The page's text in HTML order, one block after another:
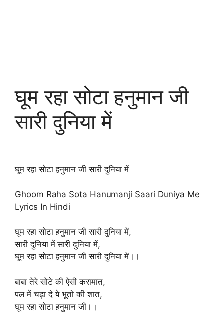
घूम रहा सोटा हनुमान जी
सारी दुनिया में
घूम रहा सोटा हनुमान जी सारी दुनिया में
Ghoom Raha Sota Hanumanji Saari Duniya Me
Lyrics In Hindi
घूम रहा सोटा हनुमान जी सारी दुनिया में,
सारी दुनिया में सारी दुनिया में,
घूम रहा सोटा हनुमान जी सारी दुनिया में।।
बाबा तेरे सोटे की ऐसी करामात,
पल में चढ़ा दे ये भूतो की शात,
घूम रहा सोटा हनुमान जी।।